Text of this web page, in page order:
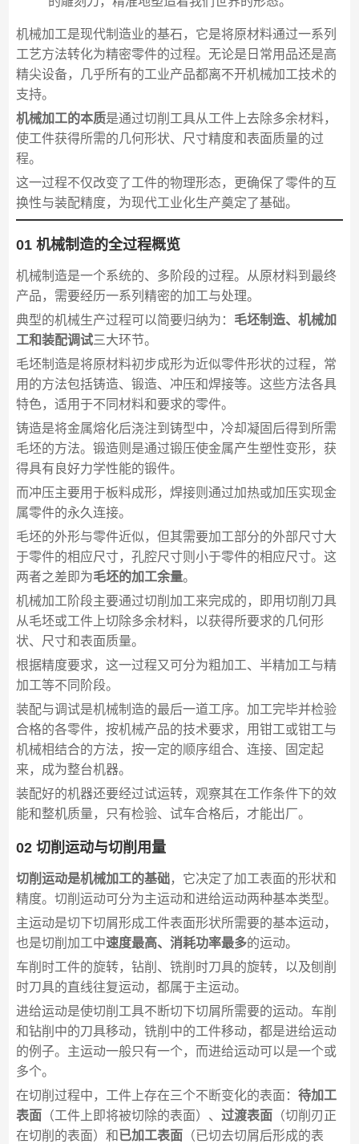
机械加工是现代制造业的基石，它是将原材料通过一系列
工艺方法转化为精密零件的过程。无论是日常用品还是高
精尖设备，几乎所有的工业产品都离不开机械加工技术的
支持。
机械加工的本质是通过切削工具从工件上去除多余材料，
使工件获得所需的几何形状、尺寸精度和表面质量的过
程。
这一过程不仅改变了工件的物理形态，更确保了零件的互
换性与装配精度，为现代工业化生产奠定了基础。
01 机械制造的全过程概览
机械制造是一个系统的、多阶段的过程。从原材料到最终
产品，需要经历一系列精密的加工与处理。
典型的机械生产过程可以简要归纳为： 毛坯制造、机械加
工和装配调试三大环节。
毛坯制造是将原材料初步成形为近似零件形状的过程，常
用的方法包括铸造、锻造、冲压和焊接等。这些方法各具
特色，适用于不同材料和要求的零件。
铸造是将金属熔化后浇注到铸型中，冷却凝固后得到所需
毛坯的方法。锻造则是通过锻压使金属产生塑性变形，获
得具有良好力学性能的锻件。
而冲压主要用于板料成形，焊接则通过加热或加压实现金
属零件的永久连接。
毛坯的外形与零件近似，但其需要加工部分的外部尺寸大
于零件的相应尺寸，孔腔尺寸则小于零件的相应尺寸。这
两者之差即为毛坯的加工余量。
机械加工阶段主要通过切削加工来完成的，即用切削刀具
从毛坯或工件上切除多余材料，以获得所要求的几何形
状、尺寸和表面质量。
根据精度要求，这一过程又可分为粗加工、半精加工与精
加工等不同阶段。
装配与调试是机械制造的最后一道工序。加工完毕并检验
合格的各零件，按机械产品的技术要求，用钳工或钳工与
机械相结合的方法，按一定的顺序组合、连接、固定起
来，成为整台机器。
装配好的机器还要经过试运转，观察其在工作条件下的效
能和整机质量，只有检验、试车合格后，才能出厂。
02 切削运动与切削用量
切削运动是机械加工的基础，它决定了加工表面的形状和
精度。切削运动可分为主运动和进给运动两种基本类型。
主运动是切下切屑形成工件表面形状所需要的基本运动，
也是切削加工中速度最高、消耗功率最多的运动。
车削时工件的旋转，钻削、铣削时刀具的旋转，以及刨削
时刀具的直线往复运动，都属于主运动。
进给运动是使切削工具不断切下切屑所需要的运动。车削
和钻削中的刀具移动，铣削中的工件移动，都是进给运动
的例子。主运动一般只有一个，而进给运动可以是一个或
多个。
在切削过程中，工件上存在三个不断变化的表面： 待加工
表面 （工件上即将被切除的表面）、 过渡表面 （切削刃正
在切削的表面）和 已加工表面 （已切去切屑后形成的表